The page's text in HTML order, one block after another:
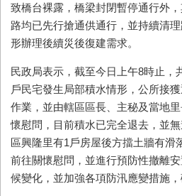
致橋台裸露，橋梁封閉暫停通行外
路均已先行搶通供通行，並持續清
形辦理後續災後復建需求。
民政局表示，截至今日上午8時止，
戶民宅發生局部積水情形，公所接
作業，並由轄區區長、主秘及當地
懷慰問，目前積水已完全退去，並
區興隆里有1戶房屋後方擋土牆有滑
前往關懷慰問，並進行預防性撤離
候變化，並加強各項防汛應變措施，